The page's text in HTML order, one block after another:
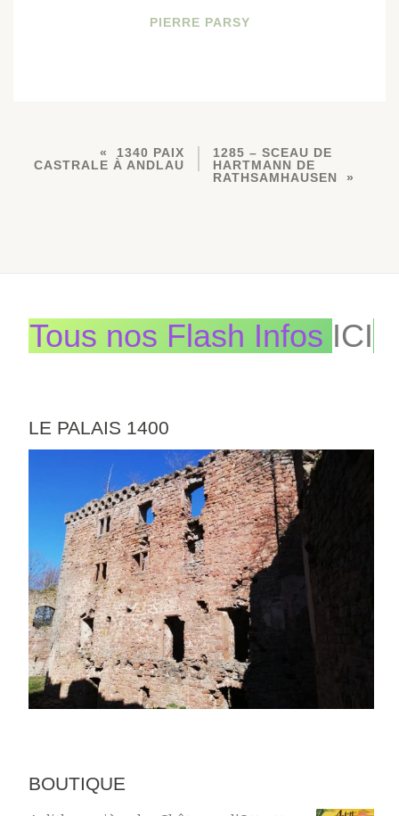
PIERRE PARSY
1340 PAIX
CASTRALE À ANDLAU
1285 – SCEAU DE
HARTMANN DE
RATHSAMHAUSEN
Tous nos Flash Infos ICI
LE PALAIS 1400
BOUTIQUE